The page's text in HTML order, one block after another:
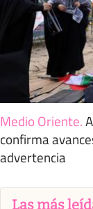
Medio Oriente.
confirma
advertencia
Las más